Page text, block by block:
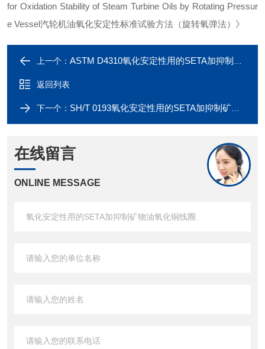
for Oxidation Stability of Steam Turbine Oils by Rotating Pressur
e Vessel汽轮机油氧化安定性标准试验方法（旋转氧弹法）》
上一个： ASTM D4310氧化安定性用的SETA加抑制矿物油氧化铜线圈
返回列表
下一个： SH/T 0193氧化安定性用的SETA加抑制矿物油氧化铜线圈
在线留言
ONLINE MESSAGE